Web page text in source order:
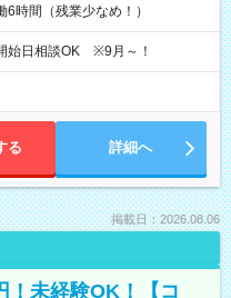
時間（残業少なめ！）
日相談OK ※9月～！
る 詳細へ
掲載日：2026.08.06
！未経験OK！【コ